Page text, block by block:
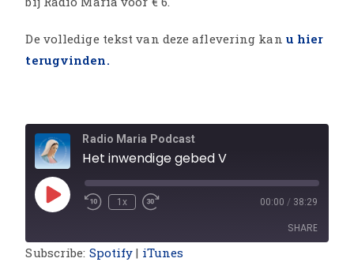
De volledige tekst van deze aflevering kan u hier
terugvinden.
Radio Maria Podcast
Het inwendige gebed V
1x 00:00 / 38:29
SHARE
Subscribe: Spotify | iTunes